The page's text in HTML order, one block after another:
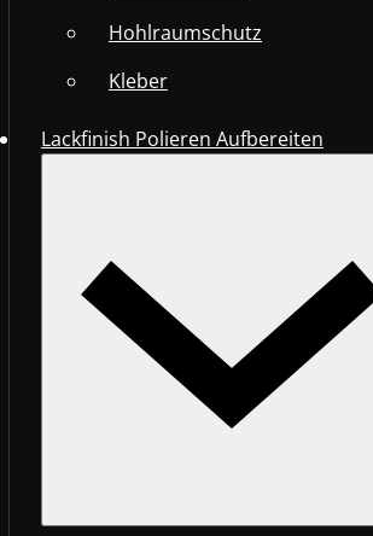
Hohlraumschutz
Kleber
Lackfinish Polieren Aufbereiten